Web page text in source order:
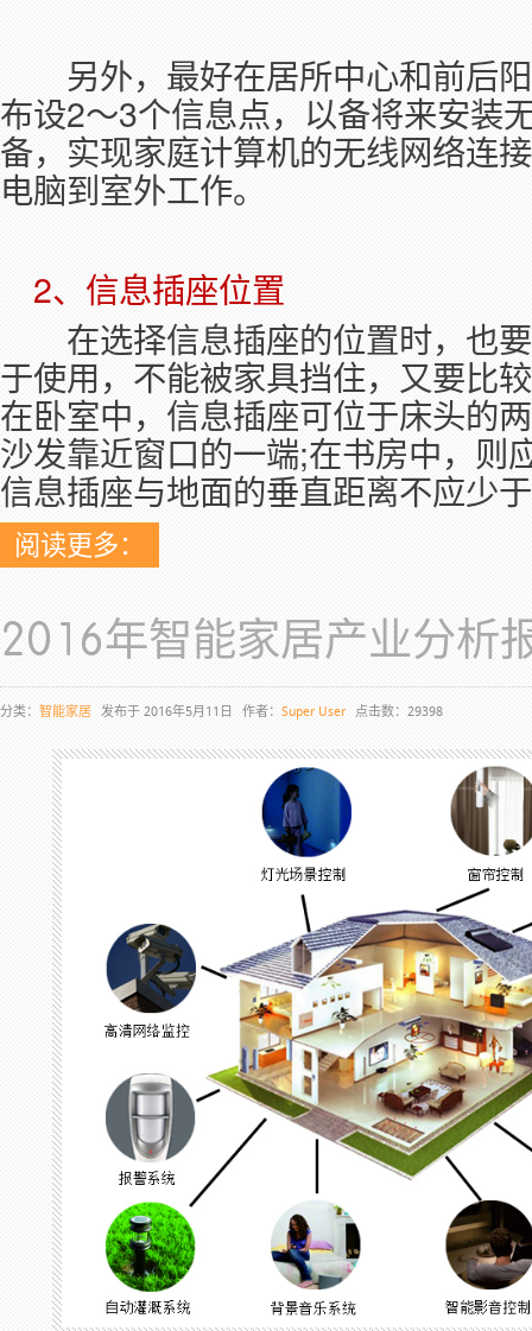
另外，最好在居所中心和前后
布设2～3个信息点，以备将来安装
备，实现家庭计算机的无线网络连
电脑到室外工作。
2、信息插座位置
在选择信息插座的位置时，也
于使用，不能被家具挡住，又要比
在卧室中，信息插座可位于床头的
沙发靠近窗口的一端;在书房中，则
信息插座与地面的垂直距离不应少
阅读更多：
2016年智能家居产业分析
分类： 智能家居 发布于 2016年5月11日 作者： Super User 点击数：29398